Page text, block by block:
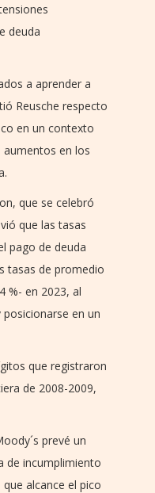
deuda
a aprender a
Reusche respecto
en un contexto
aumentos en los
que se celebró
que las tasas
pago de deuda
tasas de promedio
%- en 2023, al
en un
que registraron
de 2008-2009,
prevé un
de incumplimiento
alcance el pico